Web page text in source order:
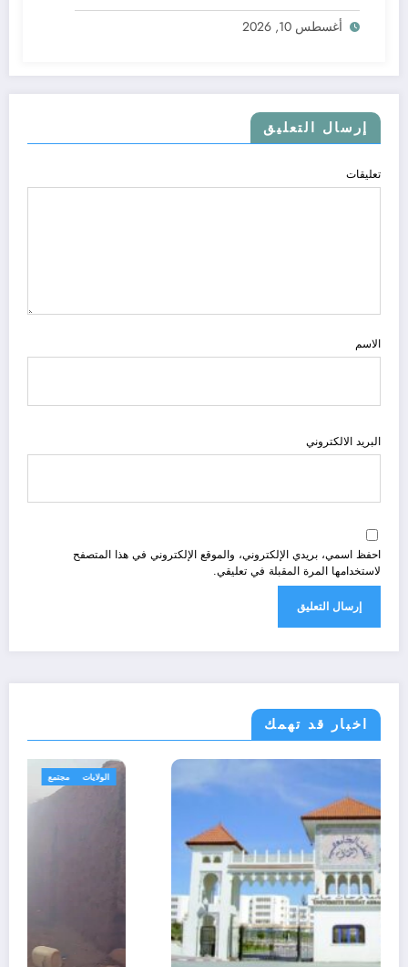
أغسطس 10, 2026
إرسال التعليق
تعليقات
الاسم
البريد الالكتروني
احفظ اسمي، بريدي الإلكتروني، والموقع الإلكتروني في هذا المتصفح
لاستخدامها المرة المقبلة في تعليقي.
اخبار قد تهمك